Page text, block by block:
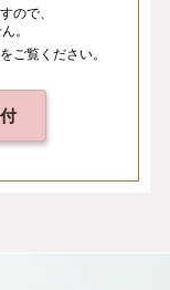
ので、
。
をご覧ください。